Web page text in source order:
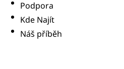
Podpora
Kde Najít
Náš příběh